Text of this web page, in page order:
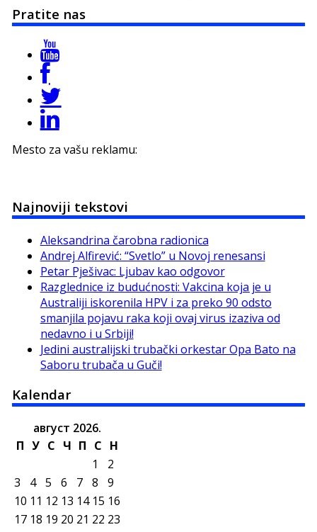
Pratite nas
Mesto za vašu reklamu:
Najnoviji tekstovi
Aleksandrina čarobna radionica
Andrej Alfirević: “Svetlo” u Novoj renesansi
Petar Pješivac: Ljubav kao odgovor
Razglednice iz budućnosti: Vakcina koja je u
Australiji iskorenila HPV i za preko 90 odsto
smanjila pojavu raka koji ovaj virus izaziva od
nedavno i u Srbiji!
Jedini australijski trubački orkestar Opa Bato na
Saboru trubača u Guči!
Kalendar
август 2026.
П У С Ч П С Н
1
2
3
4 5 6 7 8
9
10 11 12 13 14 15 16
17 18 19 20 21 22 23